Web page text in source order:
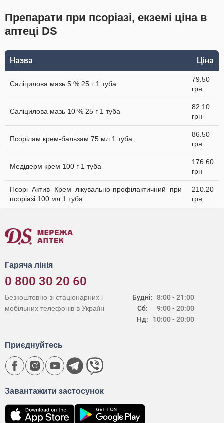
Препарати при псоріазі, екземі ціна в
аптеці DS
Назва Ціна
Саліцилова мазь 5 % 25 г 1 туба
79.50
грн
Саліцилова мазь 10 % 25 г 1 туба
82.10
грн
Псорілам крем-бальзам 75 мл 1 туба
86.50
грн
Медідерм крем 100 г 1 туба
176.60
грн
Псорі Актив Крем лікувально-профілактичний при
псоріазі 100 мл 1 туба
210.20
грн
Гаряча лінія
0 800 30 20 60
Будні:
Сб:
Нд:
8:00 - 21:00
9:00 - 20:00
10:00 - 20:00
Безкоштовно зі стаціонарних і
мобільних телефонів в Україні
Завантажити застосунок
Приєднуйтесь